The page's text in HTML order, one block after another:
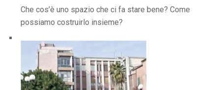
Che cos’è uno spazio che ci fa stare bene? Come
possiamo costruirlo insieme?